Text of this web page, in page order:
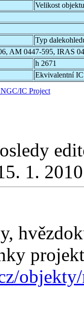
Velikost
Typ
AM 0447-595, IRAS
h 2671
Ekvivalentní
IC Project
1.